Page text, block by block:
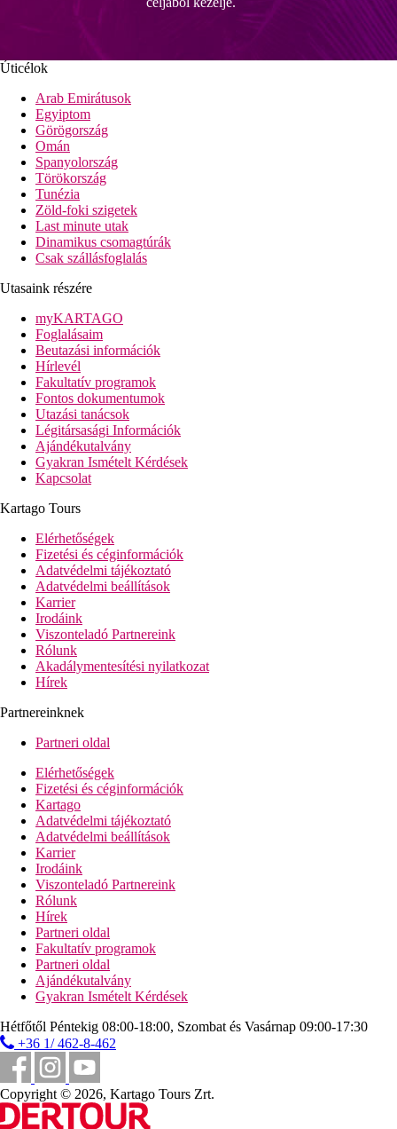
Úticélok
Arab Emirátusok
Egyiptom
Görögország
Omán
Spanyolország
Törökország
Tunézia
Zöld-foki szigetek
Last minute utak
Dinamikus csomagtúrák
Csak szállásfoglalás
Utasaink részére
myKARTAGO
Foglalásaim
Beutazási információk
Hírlevél
Fakultatív programok
Fontos dokumentumok
Utazási tanácsok
Légitársasági Információk
Ajándékutalvány
Gyakran Ismételt Kérdések
Kapcsolat
Kartago Tours
Elérhetőségek
Fizetési és céginformációk
Adatvédelmi tájékoztató
Adatvédelmi beállítások
Karrier
Irodáink
Viszonteladó Partnereink
Rólunk
Akadálymentesítési nyilatkozat
Hírek
Partnereinknek
Partneri oldal
Elérhetőségek
Fizetési és céginformációk
Kartago
Adatvédelmi tájékoztató
Adatvédelmi beállítások
Karrier
Irodáink
Viszonteladó Partnereink
Rólunk
Hírek
Partneri oldal
Fakultatív programok
Partneri oldal
Ajándékutalvány
Gyakran Ismételt Kérdések
Hétfőtől Péntekig 08:00-18:00, Szombat és Vasárnap 09:00-17:30
+36 1/ 462-8-462
Copyright © 2026, Kartago Tours Zrt.